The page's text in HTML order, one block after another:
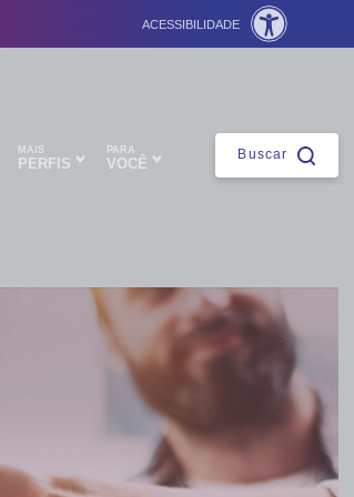
MAIS
PERFIS
PARA
VOCÊ
Buscar
ACESSIBILIDADE